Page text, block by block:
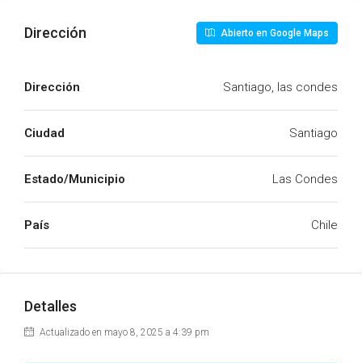
Dirección Abierto en Google Maps
Dirección Santiago, las condes
Ciudad Santiago
Estado/Municipio Las Condes
País Chile
Detalles
Actualizado en mayo 8, 2025 a 4:39 pm